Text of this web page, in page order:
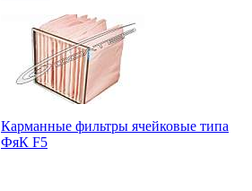
Карманные фильтры ячейковые типа
ФяК F5